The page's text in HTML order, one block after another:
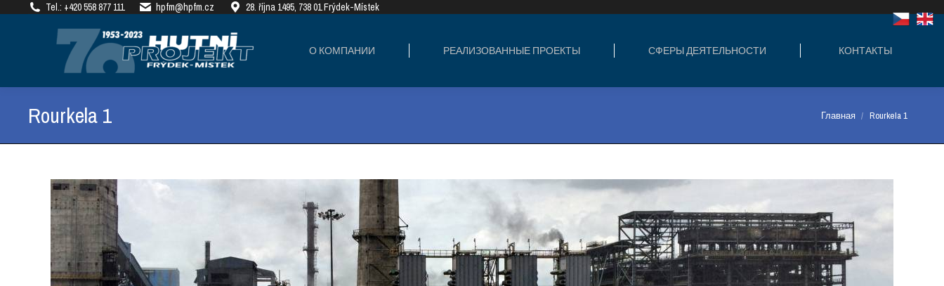
Tel.: +420 558 877 111 hpfm@hpfm.cz 28. října 1495, 738 01 Frýdek-Místek
О КОМПАНИИ РЕАЛИЗОВАННЫЕ ПРОЕКТЫ СФЕРЫ ДЕЯТЕЛЬНОСТИ КОНТАКТЫ
Rourkela 1 Вы здесь:
Главная Rourkela 1